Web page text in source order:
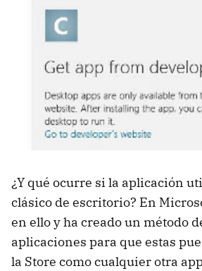
¿Y qué ocurre si la aplicación
clásico de escritorio? En
en ello y ha creado un método
aplicaciones para que estas
la Store como cualquier otra